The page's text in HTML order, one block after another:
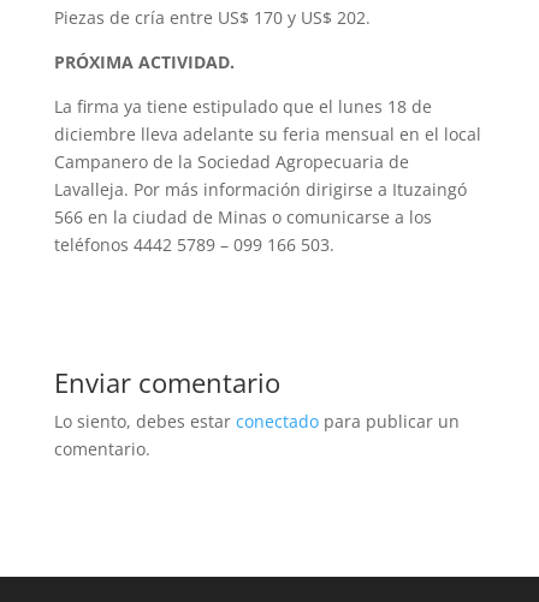
Piezas de cría entre US$ 170 y US$ 202.
PRÓXIMA ACTIVIDAD.
La firma ya tiene estipulado que el lunes 18 de
diciembre lleva adelante su feria mensual en el local
Campanero de la Sociedad Agropecuaria de
Lavalleja. Por más información dirigirse a Ituzaingó
566 en la ciudad de Minas o comunicarse a los
teléfonos 4442 5789 – 099 166 503.
Enviar comentario
Lo siento, debes estar conectadopara publicar un
comentario.